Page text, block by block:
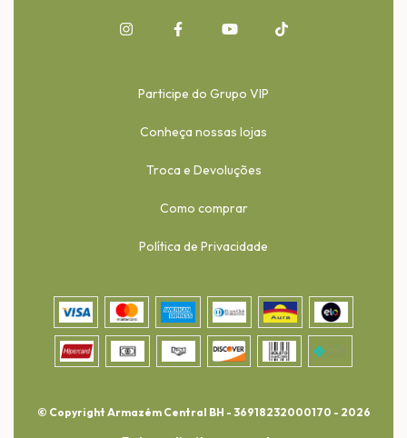
Participe do Grupo VIP
Conheça nossas lojas
Troca e Devoluções
Como comprar
Política de Privacidade
© Copyright Armazém Central BH - 36918232000170 - 2026